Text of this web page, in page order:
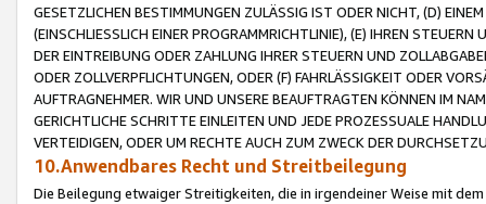
GESETZLICHEN BESTIMMUNGEN ZULÄSSIG IST ODER NICHT, (D)
(EINSCHLIESSLICH EINER PROGRAMMRICHTLINIE), (E) IHREN
DER EINTREIBUNG ODER ZAHLUNG IHRER STEUERN UND
ODER ZOLLVERPFLICHTUNGEN, ODER (F) FAHRLÄSSIGKEIT ODER
AUFTRAGNEHMER. WIR UND UNSERE BEAUFTRAGTEN KÖNNEN IM
GERICHTLICHE SCHRITTE EINLEITEN UND JEDE PROZESSUALE
VERTEIDIGEN, ODER UM RECHTE AUCH ZUM ZWECK DER
10.Anwendbares Recht und Streitbeilegung
Die Beilegung etwaiger Streitigkeiten, die in irgendeiner Weise mit